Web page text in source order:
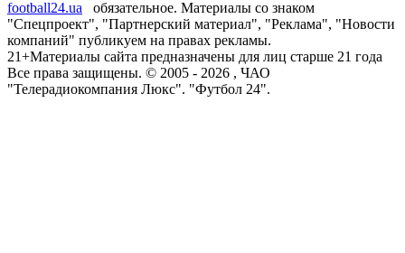
football24.ua
обязательное. Материалы со знаком
"Спецпроект", "Партнерский материал", "Реклама", "Новости
компаний" публикуем на правах рекламы.
21+Материалы сайта предназначены для лиц старше 21 года
Все права защищены. © 2005 - 2026 , ЧАО
"Телерадиокомпания Люкс". "Футбол 24".